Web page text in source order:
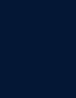
en su bar-
Tendrás un